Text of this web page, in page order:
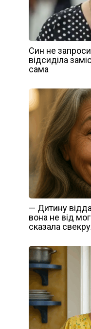
Син не
відсиділа
сама
— Дитину
вона не від
сказала